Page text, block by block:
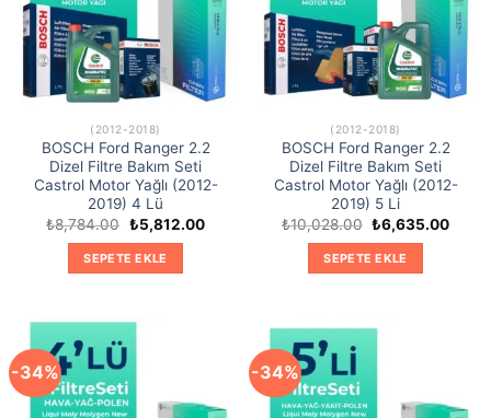
(2012-2018)
BOSCH Ford Ranger 2.2
Dizel Filtre Bakım Seti
Castrol Motor Yağlı (2012-
2019) 4 Lü
₺8,784.00 Orijinal
fiyat:
₺8,784.00.
₺5,812.00Şu
SEPETE EKLE
(2012-2018)
BOSCH Ford Ranger 2.2
Dizel Filtre Bakım Seti
Castrol Motor Yağlı (2012-
2019) 5 Li
₺10,028.00 Orijinal
fiyat:
₺10,028.00.
₺6,635.00Şu
SEPETE EKLE
-34% -34%